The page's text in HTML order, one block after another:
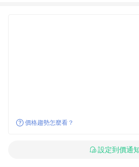
價格趨勢怎麼看？
設定到價通